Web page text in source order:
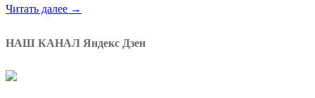
Читать далее →
НАШ КАНАЛ Яндекс Дзен